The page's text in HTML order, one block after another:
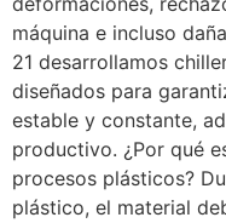
máquina e incluso
21 desarrollamos
diseñados para
estable y constante,
productivo. ¿Por qué
procesos plásticos?
plástico, el material